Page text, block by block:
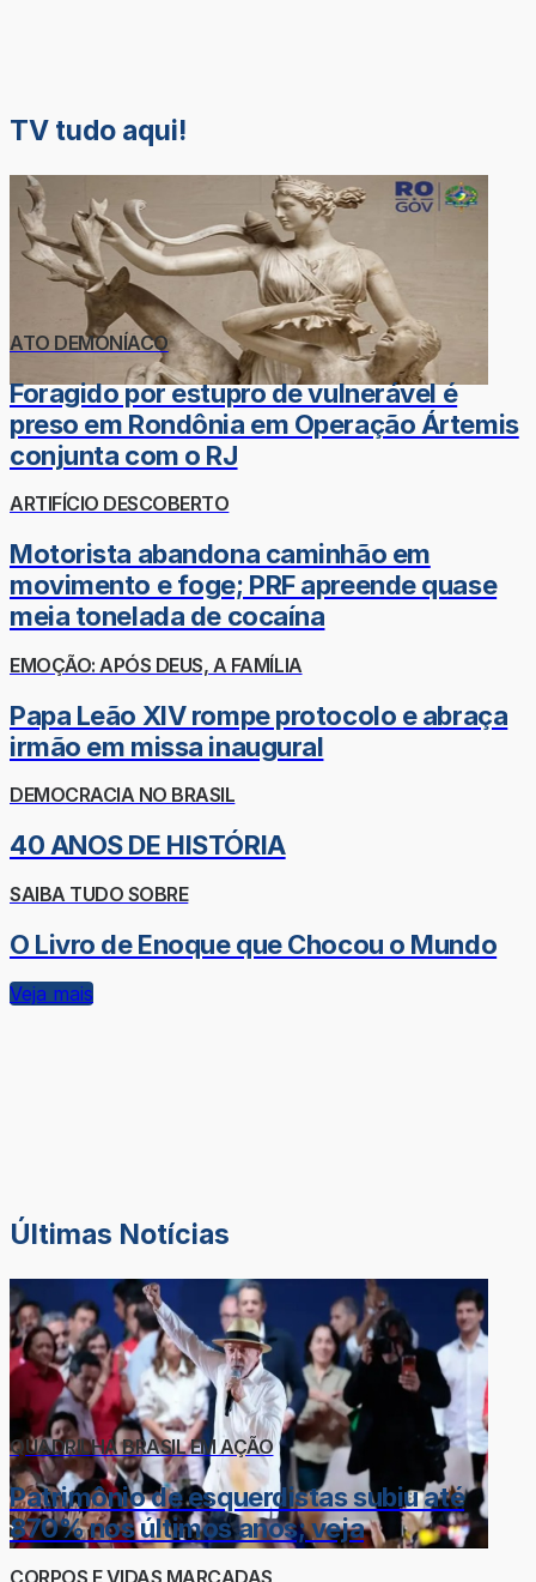
TV tudo aqui!
ATO DEMONÍACO
Foragido por estupro de vulnerável é
preso em Rondônia em Operação Ártemis
conjunta com o RJ
ARTIFÍCIO DESCOBERTO
Motorista abandona caminhão em
movimento e foge; PRF apreende quase
meia tonelada de cocaína
EMOÇÃO: APÓS DEUS, A FAMÍLIA
Papa Leão XIV rompe protocolo e abraça
irmão em missa inaugural
DEMOCRACIA NO BRASIL
40 ANOS DE HISTÓRIA
SAIBA TUDO SOBRE
O Livro de Enoque que Chocou o Mundo
Veja mais
Últimas Notícias
QUADRILHA BRASIL EM AÇÃO
Patrimônio de esquerdistas subiu até
870% nos últimos anos; veja
CORPOS E VIDAS MARCADAS